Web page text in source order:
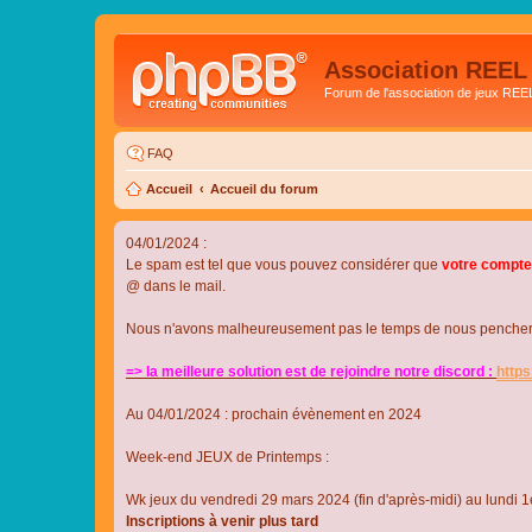
Association REEL
Forum de l'association de jeux REEL
FAQ
Accueil Accueil du forum
04/01/2024 :
Le spam est tel que vous pouvez considérer que votre
@ dans le mail.
Nous n'avons malheureusement pas le temps de nous
=> la meilleure solution est de rejoindre notre discord :
Au 04/01/2024 : prochain évènement en 2024
Week-end JEUX de Printemps :
Wk jeux du vendredi 29 mars 2024 (fin d'après-midi) au lundi
Inscriptions à venir plus tard